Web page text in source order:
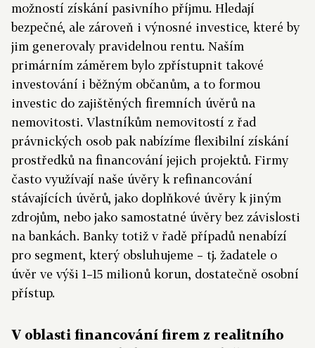
možností získání pasivního příjmu. Hledají
bezpečné, ale zároveň i výnosné investice, které by
jim generovaly pravidelnou rentu. Naším
primárním záměrem bylo zpřístupnit takové
investování i běžným občanům, a to formou
investic do zajištěných firemních úvěrů na
nemovitosti. Vlastníkům nemovitostí z řad
právnických osob pak nabízíme flexibilní získání
prostředků na financování jejich projektů. Firmy
často využívají naše úvěry k refinancování
stávajících úvěrů, jako doplňkové úvěry k jiným
zdrojům, nebo jako samostatné úvěry bez závislosti
na bankách. Banky totiž v řadě případů nenabízí
pro segment, který obsluhujeme – tj. žadatele o
úvěr ve výši 1–15 milionů korun, dostatečně osobní
přístup.
V oblasti financování firem z realitního